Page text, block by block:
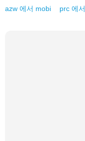
azw 에서 mobi prc 에서